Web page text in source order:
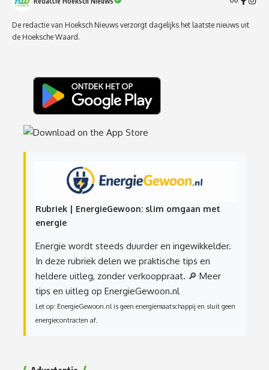
De redactie van Hoeksch Nieuws verzorgt dagelijks het laatste nieuws uit
de Hoeksche Waard.
Rubriek | EnergieGewoon: slim omgaan met
energie
Energie wordt steeds duurder en ingewikkelder.
In deze rubriek delen we praktische tips en
heldere uitleg, zonder verkooppraat. 🔎 Meer
tips en uitleg op EnergieGewoon.nl
Let op: EnergieGewoon.nl is geen energiemaatschappij en sluit geen
energiecontracten af.